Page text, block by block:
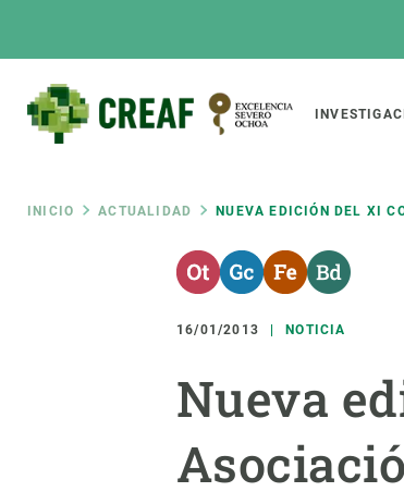
Ruta
INICIO ACTUALIDAD NUEVA EDICIÓN DEL XI
16/01/2013 NOTICIA
Nueva
Featured
responsive
Responsive
menu
SOBRE NOSOTROS
Organización institucional